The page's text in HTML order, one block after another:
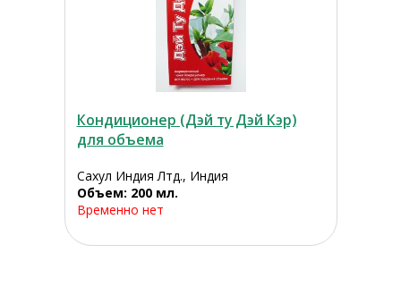
Кондиционер (Дэй ту Дэй Кэр)
для объема
Сахул Индия Лтд., Индия
Объем: 200 мл.
Временно нет